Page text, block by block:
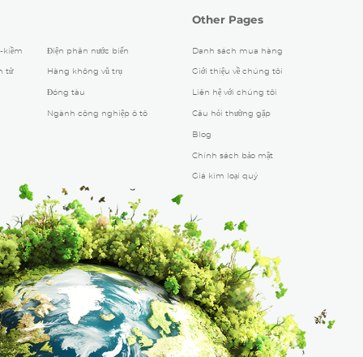
kiềm Điện phân nước biển
tử Hàng không vũ trụ
Đóng tàu
Ngành công nghiệp ô tô
Other Pages
Danh sách mua hàng
Giới thiệu về chúng tôi
Liên hệ với chúng tôi
Câu hỏi thường gặp
Blog
Chính sách bảo mật
Giá kim loại quý